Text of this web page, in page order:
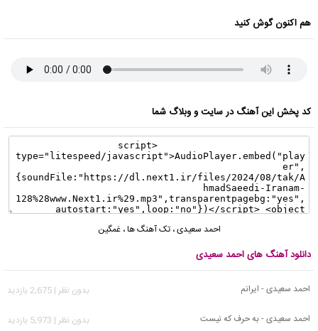
هم اکنون گوش کنید
کد پخش این آهنگ در سایت و وبلاگ شما
احمد سعیدی،تک آهنگ ها،غمگین
دانلود آهنگ های احمد سعیدی
احمد سعیدی - ایرانم
بدون نظر | 2,675 بازدید
احمد سعیدی - به حرف که نیست
بدون نظر | 5,973 بازدید